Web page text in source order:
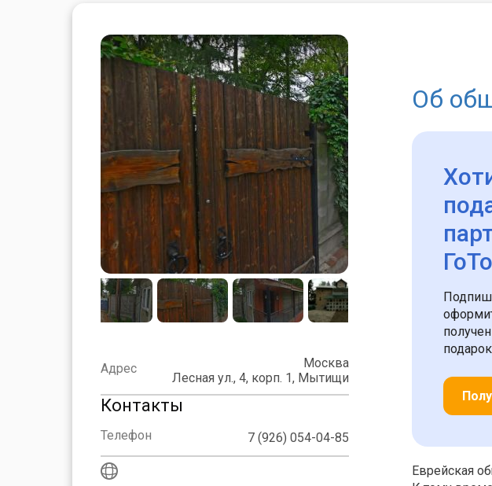
Адрес
Москва
Лесная ул., 4, корп. 1, Мытищи
Контакты
Телефон 7 (926) 054-04-85
Об
Еврейская